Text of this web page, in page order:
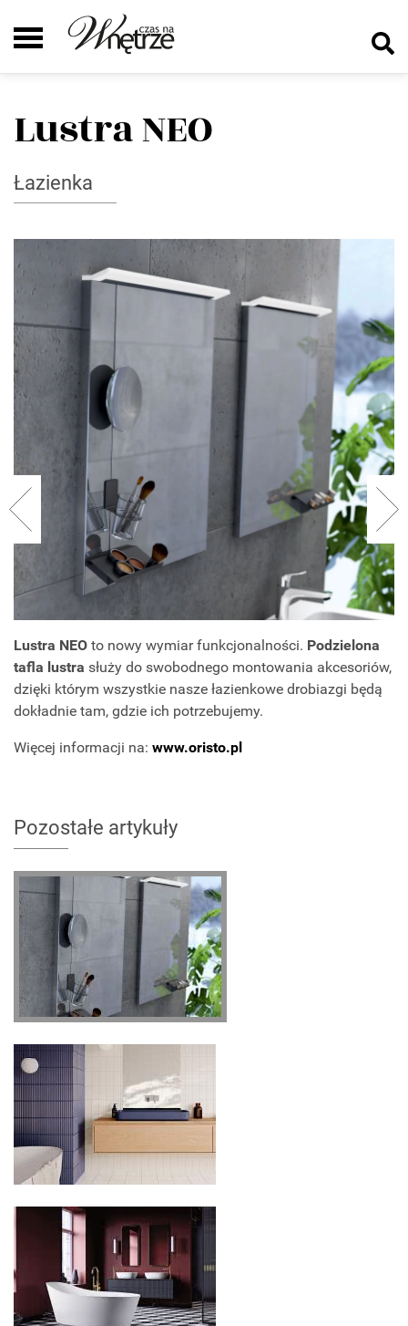
Lustra NEO
Łazienka
Lustra NEO to nowy wymiar funkcjonalności. Podzielona
tafla lustra służy do swobodnego montowania akcesoriów,
dzięki którym wszystkie nasze łazienkowe drobiazgi będą
dokładnie tam, gdzie ich potrzebujemy.
Więcej informacji na: www.oristo.pl
Pozostałe artykuły